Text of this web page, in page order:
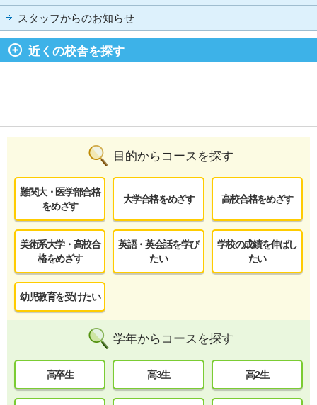
スタッフからのお知らせ
近くの校舎を探す
目的からコースを探す
難関大・医学部合格
をめざす
大学合格をめざす 高校合格をめざす
美術系大学・高校合
格をめざす
英語・英会話を学び
たい
学校の成績を伸ばし
たい
幼児教育を受けたい
学年からコースを探す
高卒生 高3生 高2生